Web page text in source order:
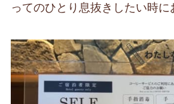
ってのひとり息抜きしたい時に